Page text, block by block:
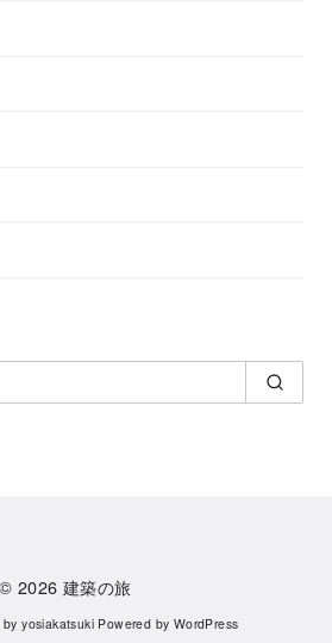
© 2026建築の旅
byyosiakatsuki Powered by WordPress